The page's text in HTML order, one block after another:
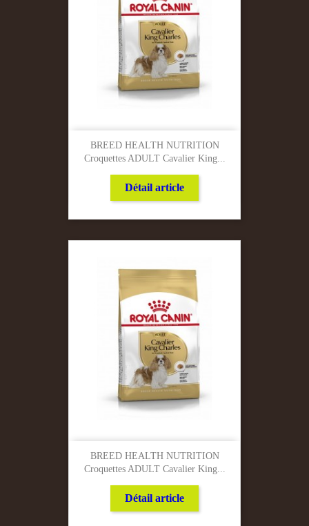
BREED HEALTH NUTRITION
Croquettes ADULT Cavalier King...
Détail article
BREED HEALTH NUTRITION
Croquettes ADULT Cavalier King...
Détail article